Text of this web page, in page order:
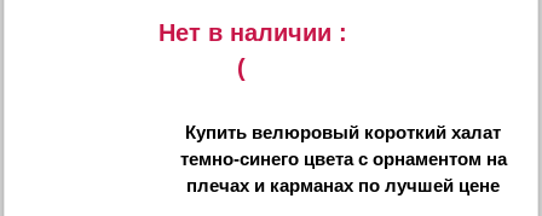
Нет в наличии :
(
Купить велюровый короткий халат
темно-синего цвета с орнаментом на
плечах и карманах по лучшей цене